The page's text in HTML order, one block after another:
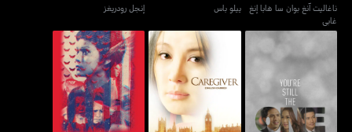
ناغاليت آنغ بوان سا هابا إنغ
غابي
ييلو باس إنجل رودريغز
يور ستيل ذا وان كيرغيفر مينساي إيسانغ غامو-غامو